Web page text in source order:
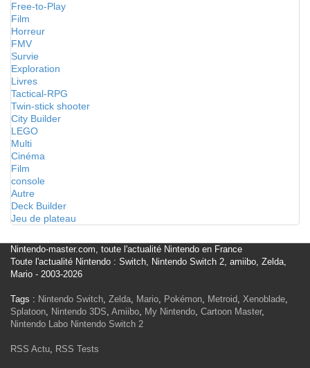
Free-to-Play
Film
Horreur
FMV
Survie
Exploration
Livres
Tactical-RPG
Twin-stick shooter
City Builder
LEGO
Multi
Cinéma
Film
console
Autre
Deck Builder
Jeu de plateau
Nintendo-master.com, toute l'actualité Nintendo en France
Toute l'actualité Nintendo : Switch, Nintendo Switch 2, amiibo, Zelda,
Mario - 2003-2026
Tags : Nintendo Switch, Zelda, Mario, Pokémon, Metroid, Xenoblade,
Splatoon, Nintendo 3DS, Amiibo, My Nintendo, Cartoon Master,
Nintendo Labo Nintendo Switch 2
RSS Actu, RSS Tests